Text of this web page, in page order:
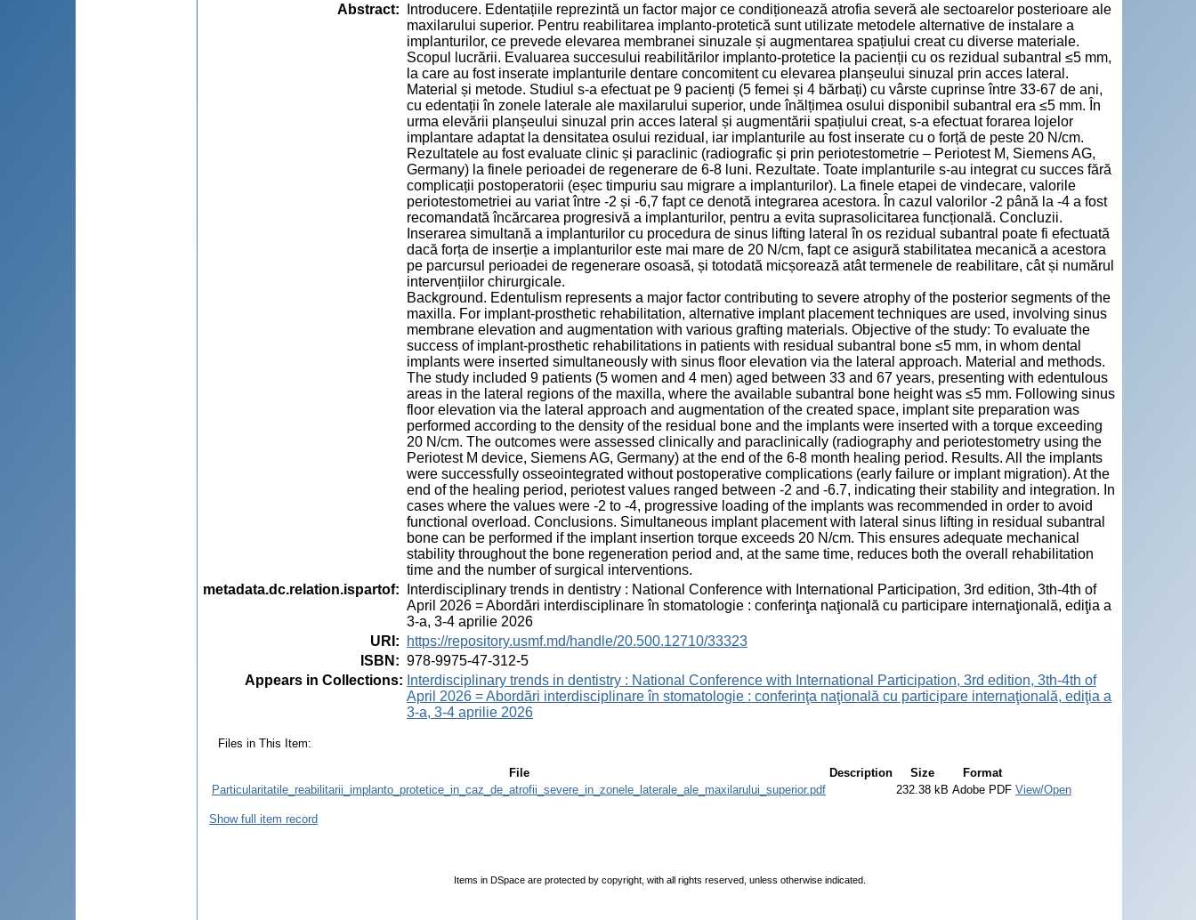
Abstract:
Introducere. Edentațiile reprezintă un factor major ce condiționează atrofia severă ale sectoarelor posterioare ale
maxilarului superior. Pentru reabilitarea implanto-protetică sunt utilizate metodele alternative de instalare a
implanturilor, ce prevede elevarea membranei sinuzale și augmentarea spațiului creat cu diverse materiale.
Scopul lucrării. Evaluarea succesului reabilitărilor implanto-protetice la pacienții cu os rezidual subantral ≤5 mm,
la care au fost inserate implanturile dentare concomitent cu elevarea planșeului sinuzal prin acces lateral.
Material și metode. Studiul s-a efectuat pe 9 pacienți (5 femei și 4 bărbați) cu vârste cuprinse între 33-67 de ani,
cu edentații în zonele laterale ale maxilarului superior, unde înălțimea osului disponibil subantral era ≤5 mm. În
urma elevării planșeului sinuzal prin acces lateral și augmentării spațiului creat, s-a efectuat forarea lojelor
implantare adaptat la densitatea osului rezidual, iar implanturile au fost inserate cu o forță de peste 20 N/cm.
Rezultatele au fost evaluate clinic și paraclinic (radiografic și prin periotestometrie – Periotest M, Siemens AG,
Germany) la finele perioadei de regenerare de 6-8 luni. Rezultate. Toate implanturile s-au integrat cu succes fără
complicații postoperatorii (eșec timpuriu sau migrare a implanturilor). La finele etapei de vindecare, valorile
periotestometriei au variat între -2 și -6,7 fapt ce denotă integrarea acestora. În cazul valorilor -2 până la -4 a fost
recomandată încărcarea progresivă a implanturilor, pentru a evita suprasolicitarea funcțională. Concluzii.
Inserarea simultană a implanturilor cu procedura de sinus lifting lateral în os rezidual subantral poate fi efectuată
dacă forța de inserție a implanturilor este mai mare de 20 N/cm, fapt ce asigură stabilitatea mecanică a acestora
pe parcursul perioadei de regenerare osoasă, și totodată micșorează atât termenele de reabilitare, cât și numărul
intervențiilor chirurgicale.
Background. Edentulism represents a major factor contributing to severe atrophy of the posterior segments of the
maxilla. For implant-prosthetic rehabilitation, alternative implant placement techniques are used, involving sinus
membrane elevation and augmentation with various grafting materials. Objective of the study: To evaluate the
success of implant-prosthetic rehabilitations in patients with residual subantral bone ≤5 mm, in whom dental
implants were inserted simultaneously with sinus floor elevation via the lateral approach. Material and methods.
The study included 9 patients (5 women and 4 men) aged between 33 and 67 years, presenting with edentulous
areas in the lateral regions of the maxilla, where the available subantral bone height was ≤5 mm. Following sinus
floor elevation via the lateral approach and augmentation of the created space, implant site preparation was
performed according to the density of the residual bone and the implants were inserted with a torque exceeding
20 N/cm. The outcomes were assessed clinically and paraclinically (radiography and periotestometry using the
Periotest M device, Siemens AG, Germany) at the end of the 6-8 month healing period. Results. All the implants
were successfully osseointegrated without postoperative complications (early failure or implant migration). At the
end of the healing period, periotest values ranged between -2 and -6.7, indicating their stability and integration. In
cases where the values were -2 to -4, progressive loading of the implants was recommended in order to avoid
functional overload. Conclusions. Simultaneous implant placement with lateral sinus lifting in residual subantral
bone can be performed if the implant insertion torque exceeds 20 N/cm. This ensures adequate mechanical
stability throughout the bone regeneration period and, at the same time, reduces both the overall rehabilitation
time and the number of surgical interventions.
metadata.dc.relation.ispartof:
Interdisciplinary trends in dentistry : National Conference with International Participation, 3rd edition, 3th-4th of
April 2026 = Abordări interdisciplinare în stomatologie : conferinţa naţională cu participare internaţională, ediţia a
3-a, 3-4 aprilie 2026
URI :
https://repository.usmf.md/handle/20.500.12710/33323
ISBN : 978-9975-47-312-5
Appears in Collections: Interdisciplinary trends in dentistry : National Conference with International Participation, 3rd edition, 3th-4th of
April 2026 = Abordări interdisciplinare în stomatologie : conferinţa naţională cu participare internaţională, ediţia a
3-a, 3-4 aprilie 2026
Files in This Item:
File Description Size
Format
Particularitatile_reabilitarii_implanto_protetice_in_caz_de_atrofii_severe_in_zonele_laterale_ale_maxilarului_superior.pdf
232.38 kB Adobe PDF View/Open
Show full item record
Items in DSpace are protected by copyright, with all rights reserved, unless otherwise indicated.